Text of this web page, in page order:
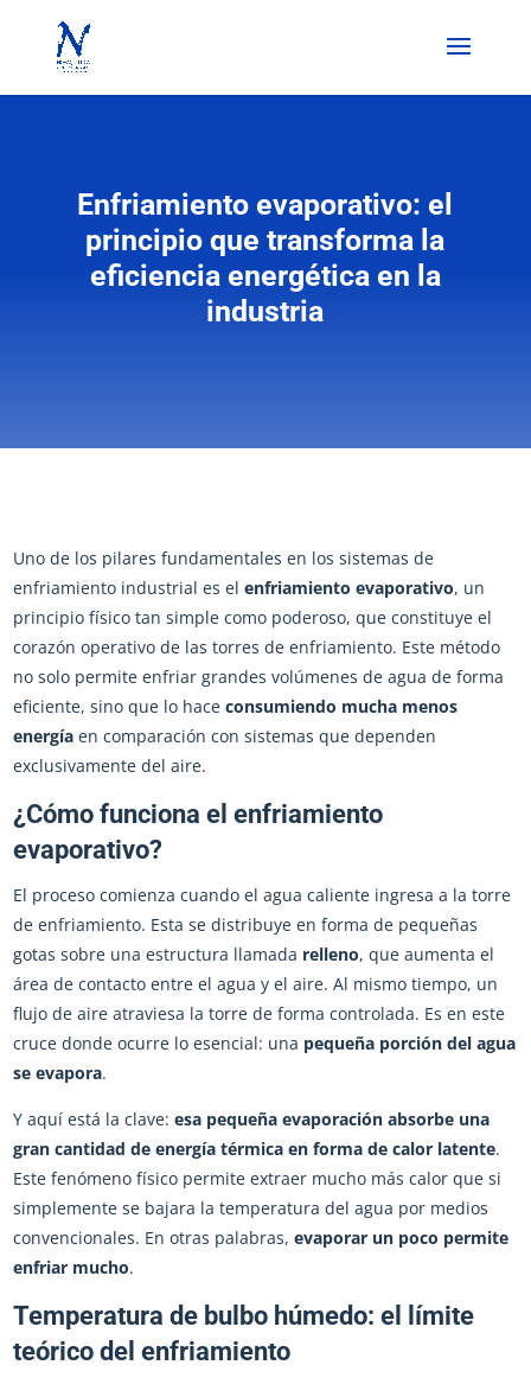
Enfriamiento evaporativo: el
principio que transforma la
eficiencia energética en la
industria
Uno de los pilares fundamentales en los sistemas de
enfriamiento industrial es elenfriamiento evaporativo, un
principio físico tan simple como poderoso, que constituye el
corazón operativo de las torres de enfriamiento. Este método
no solo permite enfriar grandes volúmenes de agua de forma
eficiente, sino que lo haceconsumiendo mucha menos
energía en comparación con sistemas que dependen
exclusivamente del aire.
¿Cómo funciona el enfriamiento
evaporativo?
El proceso comienza cuando el agua caliente ingresa a la torre
de enfriamiento. Esta se distribuye en forma de pequeñas
gotas sobre una estructura llamada relleno, que aumenta el
área de contacto entre el agua y el aire. Al mismo tiempo, un
flujo de aire atraviesa la torre de forma controlada. Es en este
cruce donde ocurre lo esencial: una pequeña porción del agua
se evapora.
Y aquí está la clave:esa pequeña evaporación absorbe una
gran cantidad de energía térmica en forma de calor latente.
Este fenómeno físico permite extraer mucho más calor que si
simplemente se bajara la temperatura del agua por medios
convencionales. En otras palabras,evaporar un poco permite
enfriar mucho.
Temperatura de bulbo húmedo: el límite
teórico del enfriamiento